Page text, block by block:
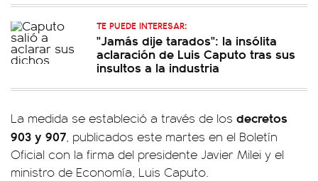
TE PUEDE INTERESAR:
"Jamás dije tarados": la insólita
aclaración de Luis Caputo tras sus
insultos a la industria
La medida se estableció a través de los decretos
903 y 907, publicados este martes en el Boletín
Oficial con la firma del presidente Javier Milei y el
ministro de Economía, Luis Caputo.